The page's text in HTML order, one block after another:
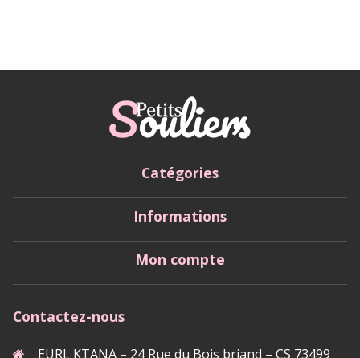
Catégories
Informations
Mon compte
Contactez-nous
EURL KTANA – 24 Rue du Bois briand – CS 73499